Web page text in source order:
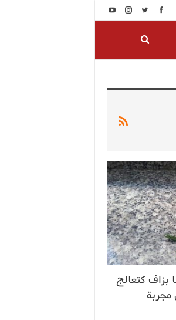
بزاف كتعالج